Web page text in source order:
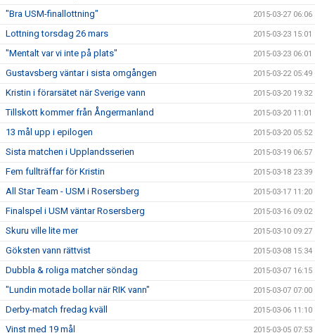
"Bra USM-finallottning" 2015-03-27 06:06
Lottning torsdag 26 mars 2015-03-23 15:01
"Mentalt var vi inte på plats" 2015-03-23 06:01
Gustavsberg väntar i sista omgången 2015-03-22 05:49
Kristin i förarsätet när Sverige vann 2015-03-20 19:32
Tillskott kommer från Ångermanland 2015-03-20 11:01
13 mål upp i epilogen 2015-03-20 05:52
Sista matchen i Upplandsserien 2015-03-19 06:57
Fem fullträffar för Kristin 2015-03-18 23:39
All Star Team - USM i Rosersberg 2015-03-17 11:20
Finalspel i USM väntar Rosersberg 2015-03-16 09:02
Skuru ville lite mer 2015-03-10 09:27
Göksten vann rättvist 2015-03-08 15:34
Dubbla & roliga matcher söndag 2015-03-07 16:15
"Lundin motade bollar när RIK vann" 2015-03-07 07:00
Derby-match fredag kväll 2015-03-06 11:10
Vinst med 19 mål 2015-03-05 07:53